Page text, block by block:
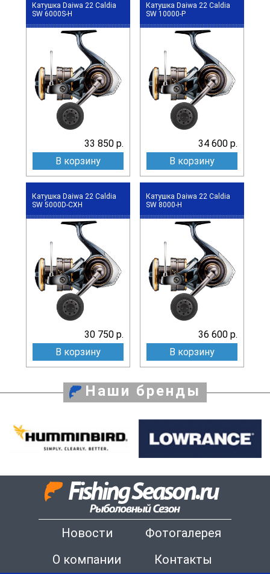
Катушка Daiwa 22 Caldia
SW 6000S-H
33 850 р.
В корзину
Катушка Daiwa 22 Caldia
SW 10000-P
34 600 р.
В корзину
Катушка Daiwa 22 Caldia
SW 5000D-CXH
30 750 р.
В корзину
Катушка Daiwa 22 Caldia
SW 8000-H
36 600 р.
В корзину
Наши бренды
Новости
Фотогалерея
О компании
Контакты